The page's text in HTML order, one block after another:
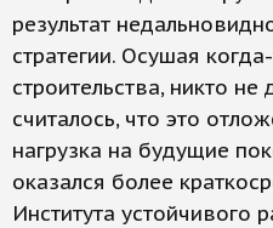
результат
стратегии. Осушая
строительства, никто
считалось, что это
нагрузка на будущие
оказался более
Института устойчивого